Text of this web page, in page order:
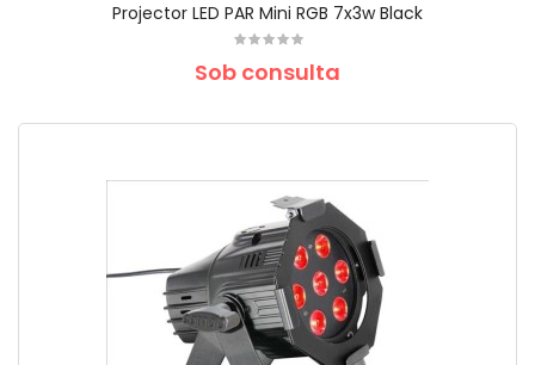
Projector LED PAR Mini RGB 7x3w Black
Sob consulta